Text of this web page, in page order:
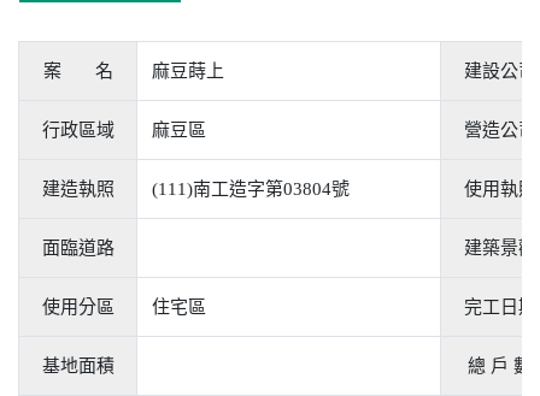
案 名 麻豆蒔上 建設公司
行政區域 麻豆區 營造公司
建造執照 (111)南工造字第03804號 使用執照
面臨道路 建築景觀
使用分區 住宅區 完工日期
基地面積 總 戶 數